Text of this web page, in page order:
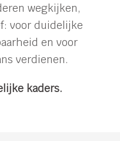
wegkijken,
voor duidelijke
en voor
verdienen.
kaders.